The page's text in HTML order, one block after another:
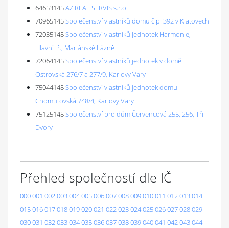
64653145AZ REAL SERVIS s.r.o.
70965145Společenství vlastníků domu č.p. 392 v Klatovech
72035145Společenství vlastníků jednotek Harmonie,
Hlavní tř., Mariánské Lázně
72064145Společenství vlastníků jednotek v domě
Ostrovská 276/7 a 277/9, Karlovy Vary
75044145Společenství vlastníků jednotek domu
Chomutovská 748/4, Karlovy Vary
75125145Společenství pro dům Červencová 255, 256, Tři
Dvory
Přehled společností dle IČ
000001 002003004005006007008009010011 012013014
015016017018019020021 022023024025026027028029
030031 032033034035036037038039040041 042043044